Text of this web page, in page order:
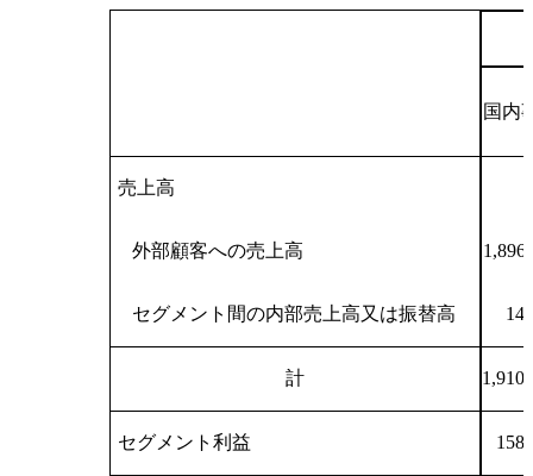
国内
売上高
外部顧客への売上高
セグメント間の内部売上高又は振替高
計
セグメント利益